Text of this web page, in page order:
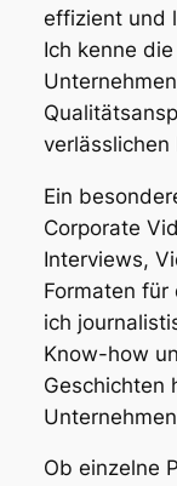
effizient und
Ich kenne
Ein
Corporate
Interviews,
Formaten für
ich
Know-how
Geschichten
Ob einzelne